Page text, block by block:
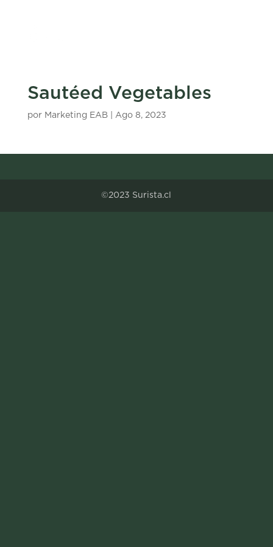
Sautéed Vegetables
por Marketing EAB| Ago 8, 2023
©2023 Surista.cl